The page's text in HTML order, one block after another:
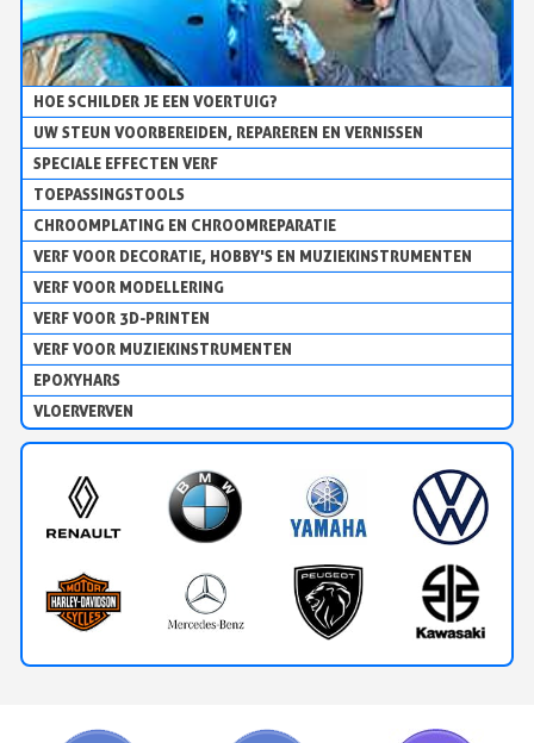
HOE SCHILDER JE EEN VOERTUIG?
UW STEUN VOORBEREIDEN, REPAREREN EN VERNISSEN
SPECIALE EFFECTEN VERF
TOEPASSINGSTOOLS
CHROOMPLATING EN CHROOMREPARATIE
VERF VOOR DECORATIE, HOBBY'S EN MUZIEKINSTRUMENTEN
VERF VOOR MODELLERING
VERF VOOR 3D-PRINTEN
VERF VOOR MUZIEKINSTRUMENTEN
EPOXYHARS
VLOERVERVEN